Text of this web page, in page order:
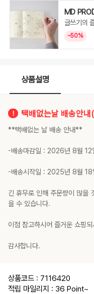
MD
글쓰기의
~50%
상품설명
택배없는날 배송안
**택배없는 날 배송 안내**
-배송마감일 : 2026년 8월 12
-배송시작일 : 2025년 8월 18
긴 휴무로 인해 주문량이 많을
을 수 있습니다.
이점 참고하시어 즐거운 쇼핑
감사합니다.
상품코드 : 7116420
적립 마일리지 : 36 Point~